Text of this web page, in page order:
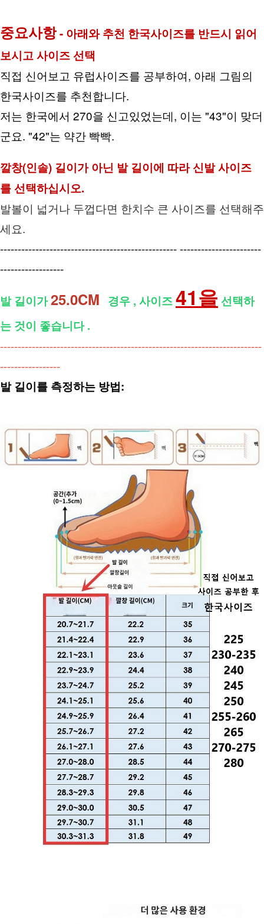
중요사항 - 아래와 추천 한국사이즈를 반드시 읽어
보시고 사이즈 선택
직접 신어보고 유럽사이즈를 공부하여, 아래 그림의
한국사이즈를 추천합니다.
저는 한국에서 270을 신고있었는데, 이는 "43"이 맞더
군요. "42"는 약간 빡빡.
깔창(인솔) 길이가 아닌 발 길이에 따라 신발 사이즈
를 선택하십시오.
발볼이 넓거나 두껍다면 한치수 큰 사이즈를 선택해주
세요.
-------------------------------------------------- -----------------------
------------------
발 길이가 25.0CM 경우 , 사이즈 41을 선택하
는 것이 좋습니다 .
--------------------------------------------------------------------------
-----------------
발 길이를 측정하는 방법: